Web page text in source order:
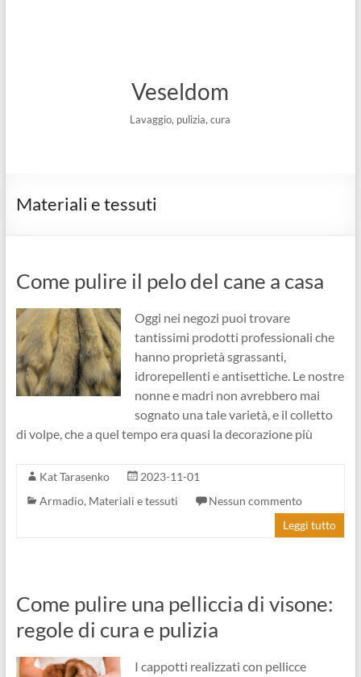
Veseldom
Lavaggio, pulizia, cura
Materiali e tessuti
Come pulire il pelo del cane a casa
Oggi nei negozi puoi trovare
tantissimi prodotti professionali che
hanno proprietà sgrassanti,
idrorepellenti e antisettiche. Le nostre
nonne e madri non avrebbero mai
sognato una tale varietà, e il colletto
di volpe, che a quel tempo era quasi la decorazione più
Kat Tarasenko
2023-11-01
Armadio, Materiali e tessuti
Nessun commento
Leggi tutto
Come pulire una pelliccia di visone:
regole di cura e pulizia
I cappotti realizzati con pellicce